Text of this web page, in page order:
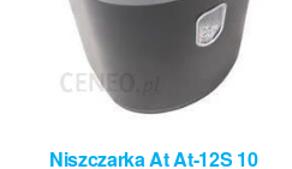
Niszczarka At At-12S 10